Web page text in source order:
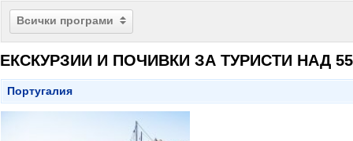
Всички програми
ЕКСКУРЗИИ И ПОЧИВКИ ЗА ТУРИСТИ НАД
Португалия